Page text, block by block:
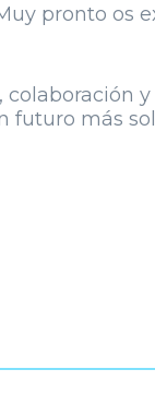
pronto os
más